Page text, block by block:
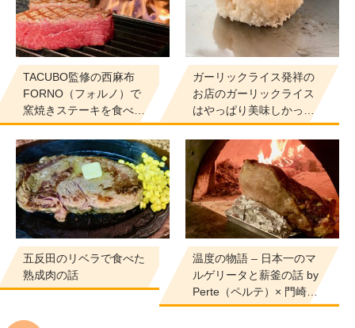
TACUBO監修の西麻布
FORNO（フォルノ）で
窯焼きステーキを食べ…
ガーリックライス発祥の
お店のガーリックライス
はやっぱり美味しかっ…
五反田のリベラで食べた
熟成肉の話
温度の物語 – 日本一のマ
ルゲリータと薪釜の話 by
Perte（ペルテ）× 門崎…